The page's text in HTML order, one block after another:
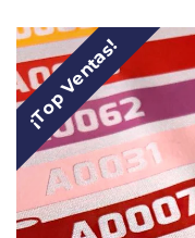
¡Top Ventas!